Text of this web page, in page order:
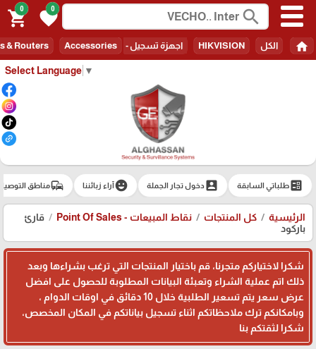
Select Language ▼
search
0
favorite
0
shopping_cart
home الكل HIKVISION اجهزة تسجيل - Recorders & Routers Accessories
ballotطلباتي السابقة account_boxدخول تجار الجملة emoji_emotionsآراء زبائننا commuteمناطق
الرئيسية كل المنتجات نقاط المبيعات - Point Of Sales
قارئ
باركود
شكرا لاختياركم متجرنا، قم باختيار المنتجات التي ترغب بشراءها وبعد
ذلك اتم عملية الشراء وتعبئة البيانات المطلوبة للحصول على افضل
عرض سعر يتم تسعير الطلبية خلال 10 دقائق في اوقات الدوام ،
وبامكانكم ترك ملاحظاتكم اثناء تسجيل بياناتكم في المكان المخصص،
شكرا لثقتكم بنا